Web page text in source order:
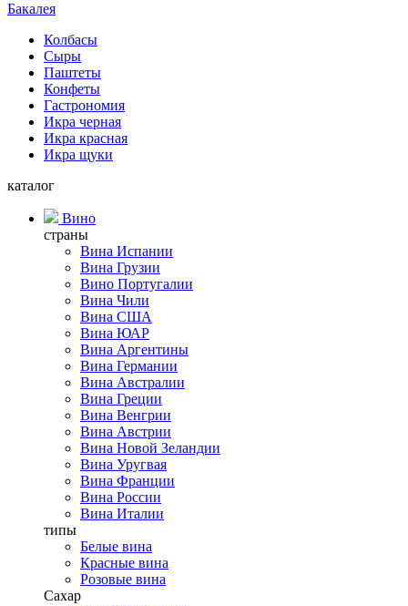
Бакалея
Колбасы
Сыры
Паштеты
Конфеты
Гастрономия
Икра черная
Икра красная
Икра щуки
каталог
Вино
страны
Вина Испании
Вина Грузии
Вино Португалии
Вина Чили
Вина США
Вина ЮАР
Вина Аргентины
Вина Германии
Вина Австралии
Вина Греции
Вина Венгрии
Вина Австрии
Вина Новой Зеландии
Вина Уругвая
Вина Франции
Вина России
Вина Италии
типы
Белые вина
Красные вина
Розовые вина
Сахар